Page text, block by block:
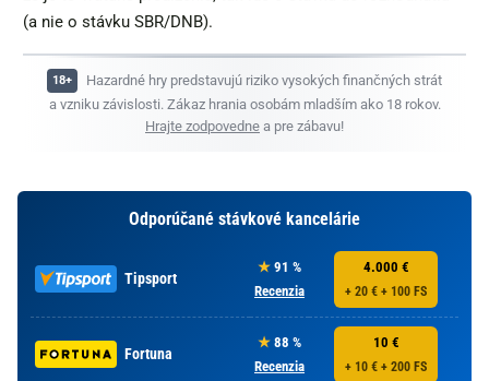
(a nie o stávku SBR/DNB).
Hazardné hry predstavujú riziko vysokých finančných strát
a vzniku závislosti. Zákaz hrania osobám mladším ako 18 rokov.
Hrajte zodpovedne a pre zábavu!
Odporúčané stávkové kancelárie
Tipsport
91 %
Recenzia
4.000 €
+ 20 € + 100 FS
Fortuna
88 %
Recenzia
10 €
+ 10 € + 200 FS